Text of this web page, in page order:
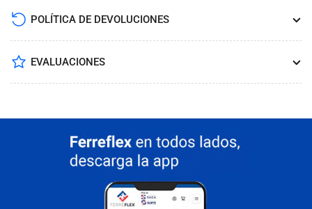
POLÍTICA DE DEVOLUCIONES
EVALUACIONES